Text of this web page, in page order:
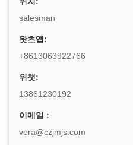
salesman
왓츠앱:
+8613063922766
위챗:
13861230192
이메일 :
vera@czjmjs.com